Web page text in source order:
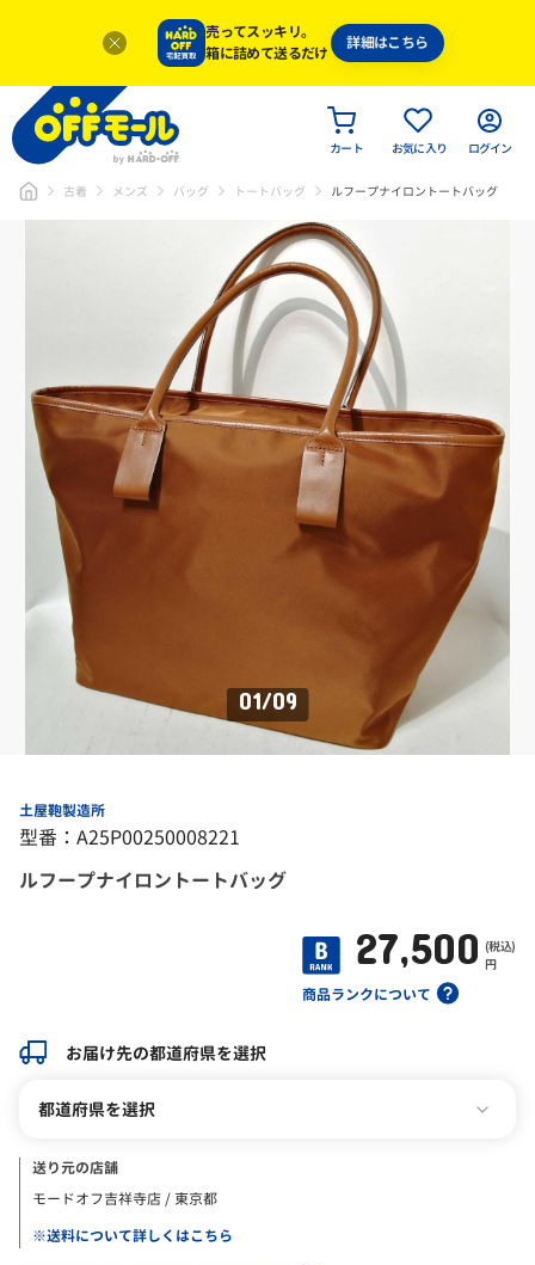
売ってスッキリ。
箱に詰めて送るだけ
詳細はこちら
カート お気に入り ログイン
古着 メンズ バッグ トートバッグ ルフープナイロントートバッグ
01/09
土屋鞄製造所
型番：A25P00250008221
ルフープナイロントートバッグ
商品ランクについて
27,500 (税込)
円
お届け先の都道府県を選択
都道府県を選択
送り元の店舗
モードオフ吉祥寺店 / 東京都
※送料について詳しくはこちら